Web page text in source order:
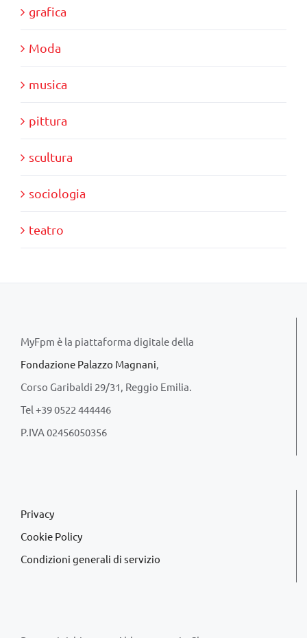
grafica
Moda
musica
pittura
scultura
sociologia
teatro
MyFpm è la piattaforma digitale della
Fondazione Palazzo Magnani,
Corso Garibaldi 29/31, Reggio Emilia.
Tel +39 0522 444446
P.IVA 02456050356
Privacy
Cookie Policy
Condizioni generali di servizio